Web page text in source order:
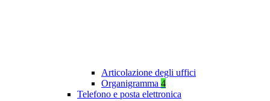
Articolazione degli uffici
Organigramma 4
Telefono e posta elettronica